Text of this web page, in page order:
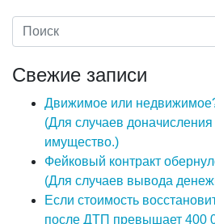
Свежие записи
Движимое или
(Для случаев доначисления
имущество.)
Фейковый контракт
(Для случаев вывода
Если стоимость
после ДТП превышает 400